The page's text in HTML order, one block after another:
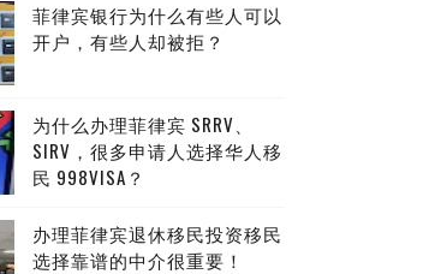
菲律宾银行为什么有些人可以
开户，有些人却被拒？
为什么办理菲律宾 SRRV、
SIRV，很多申请人选择华人移
民 998VISA？
办理菲律宾退休移民投资移民
选择靠谱的中介很重要！